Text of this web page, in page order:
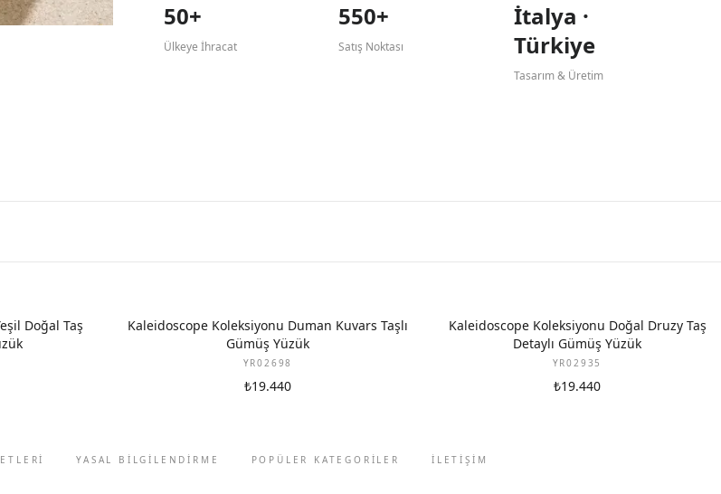
50+
Ülkeye İhracat
550+
Satış Noktası
İtalya ·
Türkiye
Tasarım & Üretim
Doğal Taş
Kaleidoscope Koleksiyonu Duman Kuvars Taşlı
Gümüş Yüzük
YR02698
₺19.440
Kaleidoscope Koleksiyonu Doğal Druzy Taş
Detaylı Gümüş Yüzük
YR02935
₺19.440
YASAL BİLGİLENDİRME POPÜLER KATEGORİLER İLETIŞIM